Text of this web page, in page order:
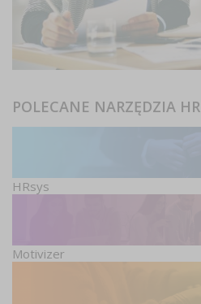
POLECANE NARZĘDZIA HR
HRsys
Motivizer